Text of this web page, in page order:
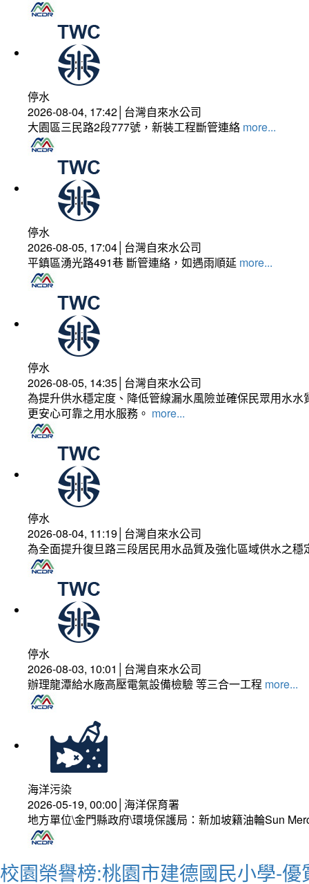
停水
2026-08-04, 17:42│台灣自來水公司
大園區三民路2段777號，新裝工程斷管連絡 more...
停水
2026-08-05, 17:04│台灣自來水公司
平鎮區湧光路491巷 斷管連絡，如遇雨順延 more...
停水
2026-08-05, 14:35│台灣自來水公司
為提升供水穩定度、降低管線漏水風險並確保民眾用水
更安心可靠之用水服務。 more...
停水
2026-08-04, 11:19│台灣自來水公司
為全面提升復旦路三段居民用水品質及強化區域供水之
停水
2026-08-03, 10:01│台灣自來水公司
辦理龍潭給水廠高壓電氣設備檢驗 等三合一工程 more...
海洋污染
2026-05-19, 00:00│海洋保育署
地方單位\金門縣政府\環境保護局：新加坡籍油輪Sun
校園榮譽榜:桃園市建德國民小學-優